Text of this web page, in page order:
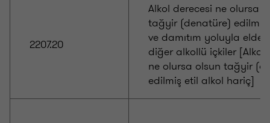
2207.20
Alkol derecesi ne olursa
tağyir (denatüre) edilmiş
ve damıtım yoluyla elde
diğer alkollü içkiler [Alkol
ne olursa olsun tağyir
edilmiş etil alkol hariç]